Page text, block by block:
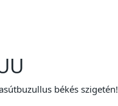
békés szigetén!